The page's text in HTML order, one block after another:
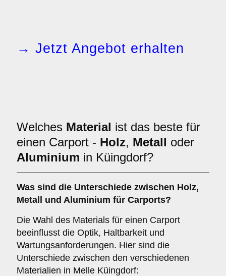
→ Jetzt Angebot erhalten
Welches Material ist das beste für
einen Carport - Holz, Metall oder
Aluminium in Küingdorf?
Was sind die Unterschiede zwischen Holz,
Metall
und Aluminium für Carports?
Die Wahl des Materials für einen Carport
beeinflusst die Optik, Haltbarkeit und
Wartungsanforderungen. Hier sind die
Unterschiede zwischen den verschiedenen
Materialien in Melle Küingdorf: